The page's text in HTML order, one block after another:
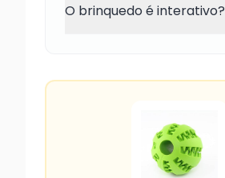
O brinquedo é interativo?